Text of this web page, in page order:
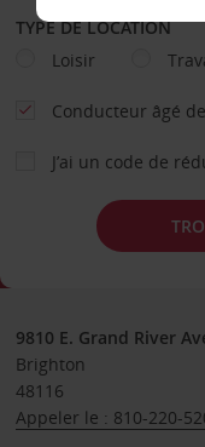
TYPE DE LOCATION
Loisir
Conducteur âgé
J’ai un code de
9810 E. Grand River
Brighton
48116
Appeler le : 810-220-